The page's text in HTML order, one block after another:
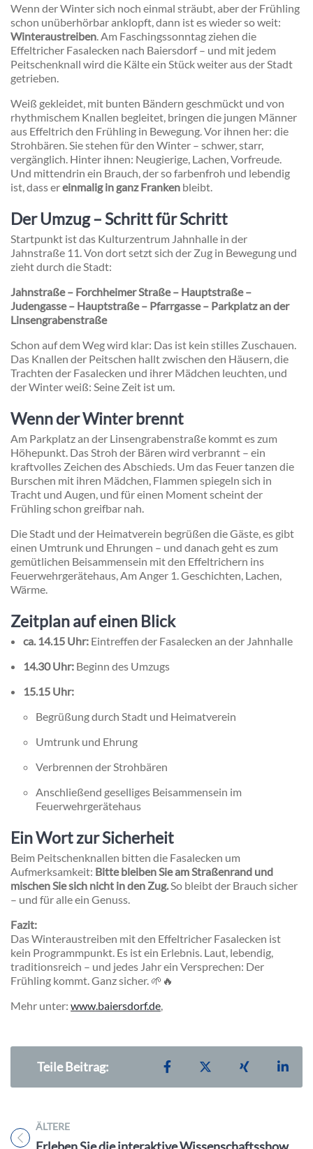
Wenn der Winter sich noch einmal sträubt, aber der Frühling
schon unüberhörbar anklopft, dann ist es wieder so weit:
Winteraustreiben. Am Faschingssonntag ziehen die
Effeltricher Fasalecken nach Baiersdorf– und mit jedem
Peitschenknall wird die Kälte ein Stück weiter aus der Stadt
getrieben.
Weiß gekleidet, mit bunten Bändern geschmückt und von
rhythmischem Knallen begleitet, bringen die jungen Männer
aus Effeltrich den Frühling in Bewegung. Vor ihnen her: die
Strohbären. Sie stehen für den Winter – schwer, starr,
vergänglich. Hinter ihnen: Neugierige, Lachen, Vorfreude.
Und mittendrin ein Brauch, der so farbenfroh und lebendig
ist, dass ereinmalig in ganz Franken bleibt.
Der Umzug – Schritt für Schritt
Startpunkt ist das Kulturzentrum Jahnhalle in der
Jahnstraße 11. Von dort setzt sich der Zug in Bewegung und
zieht durch die Stadt:
Jahnstraße – Forchheimer Straße – Hauptstraße –
Judengasse – Hauptstraße – Pfarrgasse – Parkplatz an der
Linsengrabenstraße
Schon auf dem Weg wird klar: Das ist kein stilles Zuschauen.
Das Knallen der Peitschen hallt zwischen den Häusern, die
Trachten der Fasalecken und ihrer Mädchen leuchten, und
der Winter weiß: Seine Zeit ist um.
Wenn der Winter brennt
Am Parkplatz an der Linsengrabenstraße kommt es zum
Höhepunkt. Das Stroh der Bären wird verbrannt – ein
kraftvolles Zeichen des Abschieds. Um das Feuer tanzen die
Burschen mit ihren Mädchen, Flammen spiegeln sich in
Tracht und Augen, und für einen Moment scheint der
Frühling schon greifbar nah.
Die Stadt und der Heimatverein begrüßen die Gäste, es gibt
einen Umtrunk und Ehrungen – und danach geht es zum
gemütlichen Beisammensein mit den Effeltrichern ins
Feuerwehrgerätehaus, Am Anger 1. Geschichten, Lachen,
Wärme.
Zeitplan auf einen Blick
ca. 14.15 Uhr: Eintreffen der Fasalecken an der Jahnhalle
14.30 Uhr: Beginn des Umzugs
15.15 Uhr:
Begrüßung durch Stadt und Heimatverein
Umtrunk und Ehrung
Verbrennen der Strohbären
Anschließend geselliges Beisammensein im
Feuerwehrgerätehaus
Ein Wort zur Sicherheit
Beim Peitschenknallen bitten die Fasalecken um
Aufmerksamkeit: Bitte bleiben Sie am Straßenrand und
mischen Sie sich nicht in den Zug.So bleibt der Brauch sicher
– und für alle ein Genuss.
Fazit:
Das Winteraustreiben mit den Effeltricher Fasalecken ist
kein Programmpunkt. Es ist ein Erlebnis. Laut, lebendig,
traditionsreich – und jedes Jahr ein Versprechen: Der
Frühling kommt. Ganz sicher. 🌱🔥
Mehr unter: www.baiersdorf.de,
Teile Beitrag: Teilen auf Facebook
Teilen auf XTeilen auf
ÄLTERE
Titel für Beitrag